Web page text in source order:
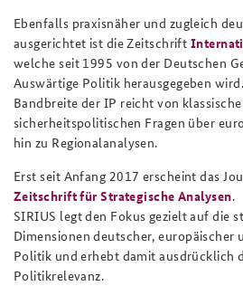
Ebenfalls praxisnäher und zugleich
ausgerichtet ist die Zeitschrift
welche seit 1995 von der Deutschen
Auswärtige Politik herausgegeben
Bandbreite der IP reicht von
sicherheitspolitischen Fragen über
hin zu Regionalanalysen.
Erst seit Anfang 2017 erscheint das
Zeitschrift für Strategische Analysen.
SIRIUS legt den Fokus gezielt auf die
Dimensionen deutscher, europäischer
Politik und erhebt damit ausdrücklich
Politikrelevanz.